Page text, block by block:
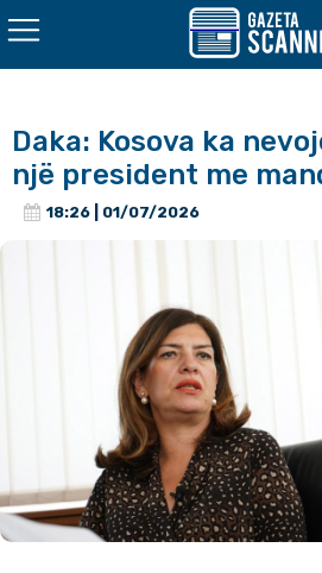
Daka: Kosova ka
një president me
18:26 | 01/07/2026